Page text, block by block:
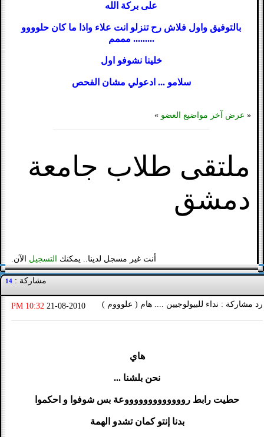
على بركة الله
بالتوفيق واول فلاش رح تنزلو انت علاء واذا ما كان حلوووو
......... مممم
خلينا نشوفو اول
سلامو ... ادعولي مشان الفحص
« عرض آخر مواضيع العضو »
ملتقى طلاب جامعة
دمشق
أنت غير مسجل لدينا.. يمكنك التسجيل الآن.
مشاركة : 14
رد مشاركة : نداء للبيولوجيين .... هام ( علوووم ) 21-08-2010
10:32 PM
هاي
نحن بلشنا ...
حطيت رابط روووووووووووووعة بس شوفوا و احكموا
بدنا إنتو كمان تشدو الهمة